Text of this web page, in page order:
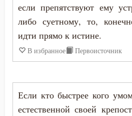
Девство
Дело
Деньги
Добро
Иоанн Карпафский
Иоанн Кассиан Римлянин
Иоанн Кронштадтский
Иоанн Лествичник
Иоанн Мосх
если препятствуют ему
либо суетному, то,
идти прямо к истине.
В избранное Первоисточник
Если кто быстрее кого
естественной своей